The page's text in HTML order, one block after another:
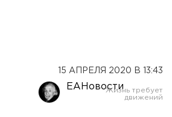
15 АПРЕЛЯ 2020 В 13:43
ЕАНовости